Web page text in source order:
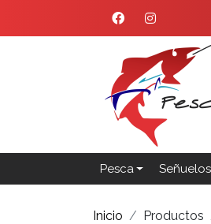
Pesca
Inicio Productos